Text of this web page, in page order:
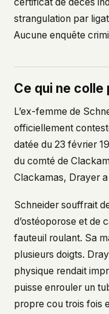
strangulation par
Aucune enquête
Ce qui ne colle
L’ex-femme de
officiellement
datée du 23 février
du comté de
Clackamas, Drayer
Schneider souffrait
d’ostéoporose et de
fauteuil roulant. Sa
plusieurs doigts.
physique rendait
puisse enrouler un
propre cou trois fois